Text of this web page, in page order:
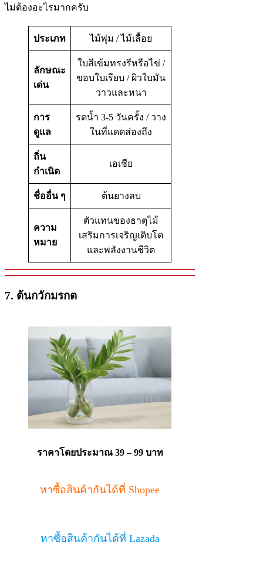
ไม่ต้องอะไรมากครับ
ประเภท ไม้พุ่ม / ไม้เลื้อย
ลักษณะ
เด่น
ใบสีเข้มทรงรีหรือไข่ /
ขอบใบเรียบ / ผิวใบมัน
วาวและหนา
การ
ดูแล
รดน้ำ 3-5 วันครั้ง / วาง
ในที่แดดส่องถึง
ถิ่น
กำเนิด
เอเชีย
ชื่ออื่น ๆ ต้นยางลบ
ความ
หมาย
ตัวแทนของธาตุไม้
เสริมการเจริญเติบโต
และพลังงานชีวิต
7. ต้นกวักมรกต
ราคาโดยประมาณ 39 – 99 บาท
หาซื้อสินค้ากันได้ที่ Shopee
หาซื้อสินค้ากันได้ที่ Lazada